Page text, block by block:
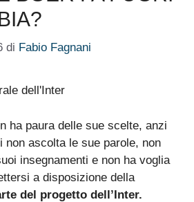
di Fabio Fagnani
ha paura delle sue scelte, anzi
non ascolta le sue parole, non
insegnamenti e non ha voglia
a disposizione della
del progetto dell’Inter.